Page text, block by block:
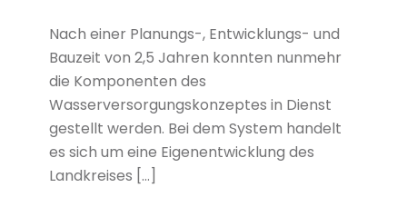
Nach einer Planungs-, Entwicklungs- und
Bauzeit von 2,5 Jahren konnten nunmehr
die Komponenten des
Wasserversorgungskonzeptes in Dienst
gestellt werden. Bei dem System handelt
es sich um eine Eigenentwicklung des
Landkreises […]